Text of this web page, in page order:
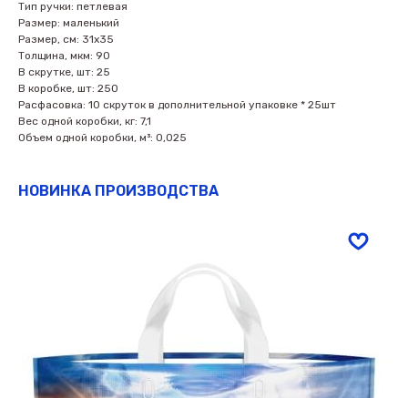
Тип ручки: петлевая
Размер: маленький
Размер, см: 31х35
Толщина, мкм: 90
В скрутке, шт: 25
В коробке, шт: 250
Расфасовка: 10 скруток в дополнительной упаковке * 25шт
Вес одной коробки, кг: 7,1
Объем одной коробки, м³: 0,025
НОВИНКА ПРОИЗВОДСТВА